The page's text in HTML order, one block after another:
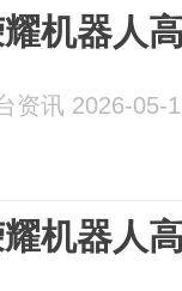
机器人
资讯 2026-05-
机器人